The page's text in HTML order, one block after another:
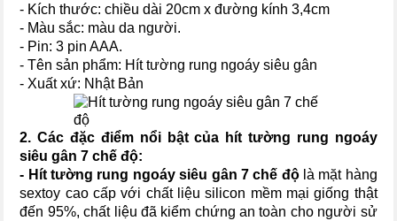
- Kích thước: chiều dài 20cm x đường kính 3,4cm
- Màu sắc: màu da người.
- Pin: 3 pin AAA.
- Tên sản phẩm: Hít tường rung ngoáy siêu gân
- Xuất xứ: Nhật Bản
2. Các đặc điểm nổi bật của hít tường rung ngoáy
siêu gân 7 chế độ:
- Hít tường rung ngoáy siêu gân 7 chế độlà mặt hàng
sextoy cao cấp với chất liệu silicon mềm mại giống thật
đến 95%, chất liệu đã kiểm chứng an toàn cho người sử